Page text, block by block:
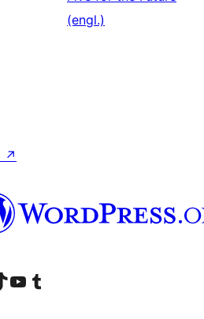
(engl.)
↗
besuchen
Konto besuchen
TikTok-Konto besuchen
Unseren YouTube-Kanal besuchen
Unser Tumblr-Konto besuchen